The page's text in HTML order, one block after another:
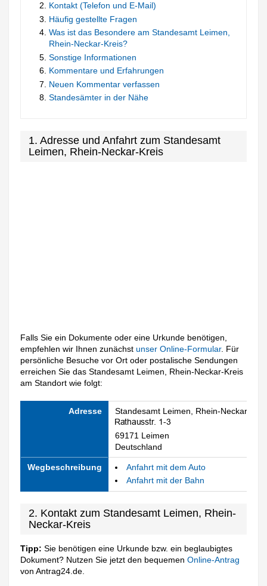
Kontakt (Telefon und E-Mail)
Häufig gestellte Fragen
Was ist das Besondere am Standesamt Leimen,
Rhein-Neckar-Kreis?
Sonstige Informationen
Kommentare und Erfahrungen
Neuen Kommentar verfassen
Standesämter in der Nähe
1. Adresse und Anfahrt zum Standesamt
Leimen, Rhein-Neckar-Kreis
Falls Sie ein Dokumente oder eine Urkunde benötigen,
empfehlen wir Ihnen zunächstunser Online-Formular. Für
persönliche Besuche vor Ort oder postalische Sendungen
erreichen Sie das Standesamt Leimen, Rhein-Neckar-Kreis
am Standort wie folgt:
Adresse Standesamt Leimen, Rhein-Neckar-
69171 Leimen
Deutschland
Wegbeschreibung
Anfahrt mit dem Auto
Anfahrt mit der Bahn
2. Kontakt zum Standesamt Leimen, Rhein-
Neckar-Kreis
Tipp: Sie benötigen eine Urkunde bzw. ein beglaubigtes
Dokument? Nutzen Sie jetzt den bequemenOnline-Antrag
von Antrag24.de.